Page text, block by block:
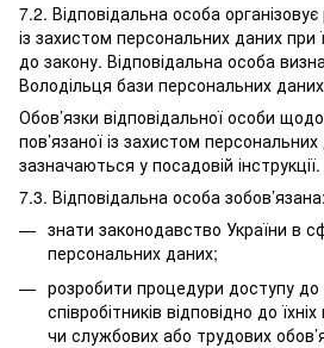
7.2. Відповідальна особа
із захистом персональних даних при
до закону. Відповідальна особа
Володільця бази персональних
Обов’язки відповідальної особи щодо
пов’язаної із захистом
зазначаються у посадовій інструкції.
7.3. Відповідальна особа зобов’язана:
знати законодавство України в
персональних даних;
розробити процедури доступу
співробітників відповідно до
чи службових або трудових